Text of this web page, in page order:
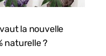
la nouvelle
naturelle ?